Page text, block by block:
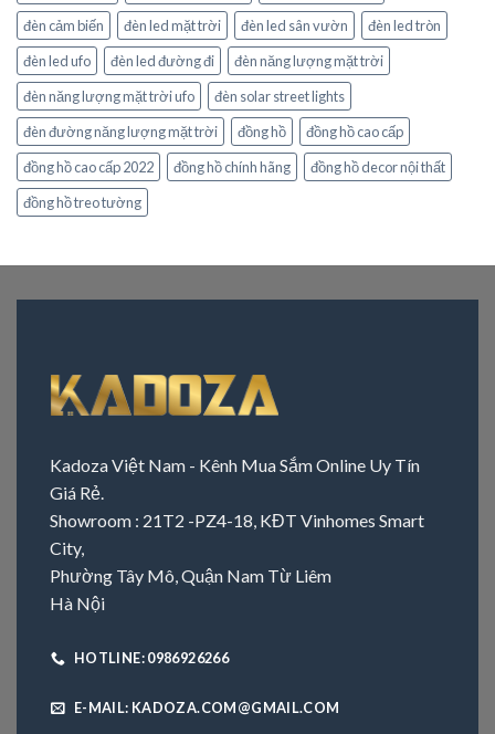
đèn cảm biến
đèn led mặt trời đèn led sân vườn
đèn led tròn
đèn led ufo
đèn led đường đi
đèn năng lượng mặt trời
đèn năng lượng mặt trời ufo
đèn solar street lights
đèn đường năng lượng mặt trời
đồng hồ
đồng hồ cao cấp
đồng hồ cao cấp 2022
đồng hồ chính hãng
đồng hồ decor nội thất
đồng hồ treo tường
Kadoza Việt Nam - Kênh Mua Sắm Online Uy Tín
Giá Rẻ.
Showroom : 21T2 -PZ4-18, KĐT Vinhomes Smart
City,
Phường Tây Mô, Quận Nam Từ Liêm
Hà Nội
HOTLINE: 0986926266
E-MAIL: KADOZA.COM@GMAIL.COM